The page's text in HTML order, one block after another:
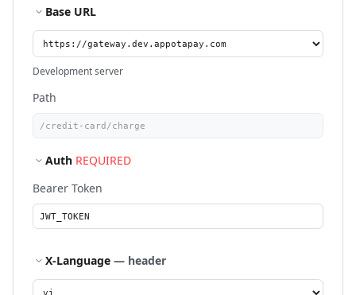
Base URL
Development server
Path
Auth REQUIRED
Bearer Token
X-Language — header